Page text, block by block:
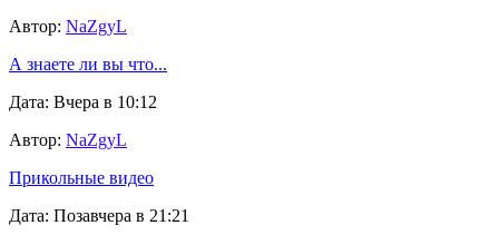
Автор: NaZgyL
А знаете ли вы что...
Дата: Вчера в 10:12
Автор: NaZgyL
Прикольные видео
Дата: Позавчера в 21:21